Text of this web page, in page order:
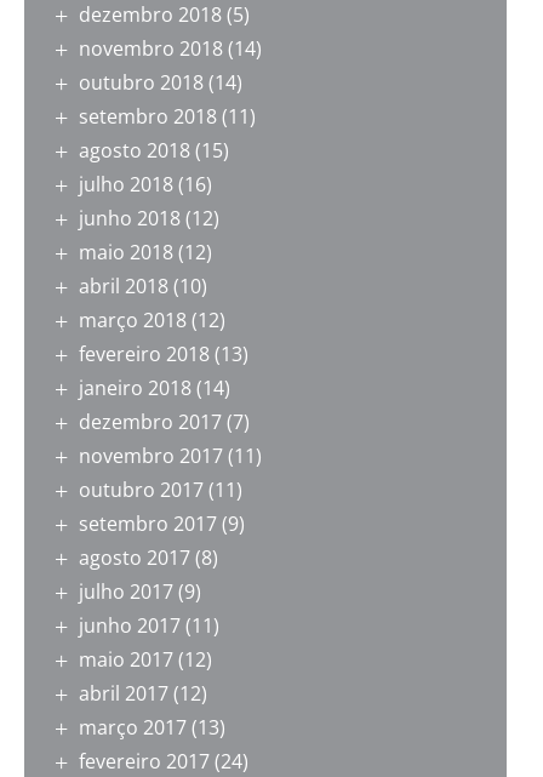
dezembro 2018(5)
novembro 2018(14)
outubro 2018(14)
setembro 2018(11)
agosto 2018(15)
julho 2018(16)
junho 2018(12)
maio 2018(12)
abril 2018(10)
março 2018(12)
fevereiro 2018(13)
janeiro 2018(14)
dezembro 2017(7)
novembro 2017(11)
outubro 2017(11)
setembro 2017(9)
agosto 2017(8)
julho 2017(9)
junho 2017(11)
maio 2017(12)
abril 2017(12)
março 2017(13)
fevereiro 2017(24)